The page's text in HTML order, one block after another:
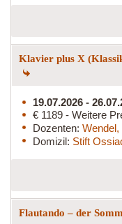
Klavier plus X
19.07.2026 -
€ 1189 - Weitere
Dozenten:
Domizil: Stift
Flautando – der